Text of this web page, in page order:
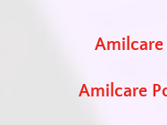
Amilcare
Amilcare